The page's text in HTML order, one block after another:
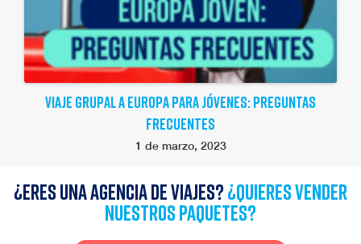
VIAJE GRUPAL A EUROPA PARA JÓVENES: PREGUNTAS
FRECUENTES
1 de marzo, 2023
¿Eres una agencia de viajes?¿quieres vender
nuestros paquetes?